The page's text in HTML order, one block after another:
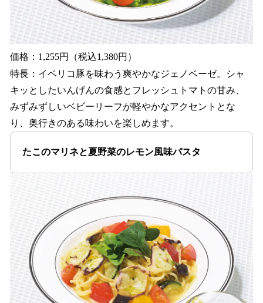
価格：1,255円（税込1,380円）
特長：イベリコ豚を味わう爽やかなジェノベーゼ。シャ
キッとしたいんげんの食感とフレッシュトマトの甘み、
みずみずしいベビーリーフが軽やかなアクセントとな
り、奥行きのある味わいを楽しめます。
たこのマリネと夏野菜のレモン風味パスタ